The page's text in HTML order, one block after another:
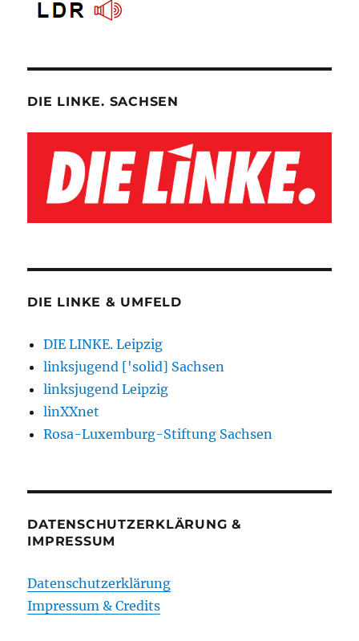
DIE LINKE. SACHSEN
DIE LINKE & UMFELD
DIE LINKE. Leipzig
linksjugend ['solid] Sachsen
linksjugend Leipzig
linXXnet
Rosa-Luxemburg-Stiftung Sachsen
DATENSCHUTZERKLÄRUNG &
IMPRESSUM
Datenschutzerklärung
Impressum & Credits